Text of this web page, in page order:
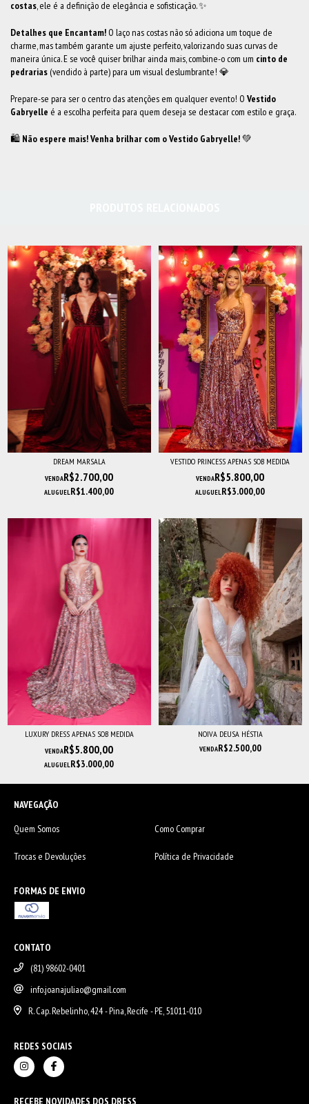
costas , ele é a definição de elegância e sofisticação. ✨
Detalhes que Encantam! O laço nas costas não só adiciona um toque de
charme, mas também garante um ajuste perfeito, valorizando suas curvas de
maneira única. E se você quiser brilhar ainda mais, combine-o com um cinto de
pedrarias (vendido à parte) para um visual deslumbrante! 💎
Prepare-se para ser o centro das atenções em qualquer evento! O Vestido
Gabryelle é a escolha perfeita para quem deseja se destacar com estilo e graça.
🛍️ Não espere mais! Venha brilhar com o Vestido Gabryelle!💚
DREAM MARSALA
VENDAR$2.700,00
ALUGUELR$1.400,00
VESTIDO PRINCESS APENAS SOB MEDIDA
VENDAR$5.800,00
ALUGUELR$3.000,00
LUXURY DRESS APENAS SOB MEDIDA
VENDAR$5.800,00
ALUGUELR$3.000,00
NOIVA DEUSA HÉSTIA
VENDAR$2.500,00
NAVEGAÇÃO
Quem Somos
Como Comprar
Trocas e Devoluções Política de Privacidade
FORMAS DE ENVIO
CONTATO
(81) 98602-0401
info.joanajuliao@gmail.com
R. Cap. Rebelinho, 424 - Pina, Recife - PE, 51011-010
REDES SOCIAIS
RECEBE NOVIDADES DOS DRESS